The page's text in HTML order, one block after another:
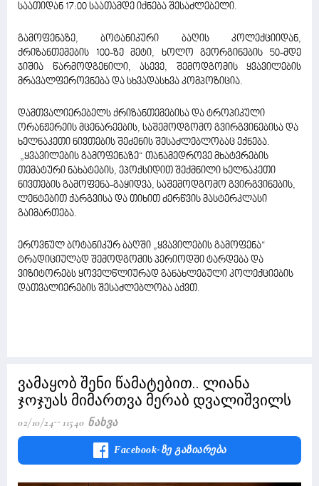
საათიდან 17:00 საათამდე იქნება შესაძლებელი.
გამოფენაზე, ბოტანიკური ბაღის კოლექციიდან,
ქრიზანთემების 100-ზე მეტი, ხოლო გეორგინების 50-მდე
ჯიშია წარმოდგენილი, ასევე, შემოდგომის ყვავილების
მრავალფეროვნება და სხვადასხვა კომპოზიცია.
დამთვალიერებელს ქრიზანთემებისა და ტროპიკული
ორანჟერეის მცენარეების, საშემოდგომო გვირგვინებისა და
ხელნაკეთი ნივთების შეძენის შესაძლებლობაც ექნება.
„ყვავილების გამოფენაზე“ თანამედროვე მხატვრების
თემატური ნახატების, ეპოქსიდით შექმნილი ხელნაკეთი
ნივთების გამოფენა-გაყიდვა, საშემოდგომო გვირგვინების,
ლენტებით ქარგვისა და თიხით ძერწვის მასტერკლასი
გაიმართება.
ეროვნულ ბოტანიკურ ბაღში „ყვავილების გამოფენა“
ტრადიციულად შემოდგომის პერიოდში ტარდება და
ვიზიტორებს ყოველწლიურად განახლებული კოლექციების
დათვალიერების შესაძლებლობა აქვთ.
ვამაყობ შენი წამატებით.. ლიანა
ჯოჯუას მიმართვა მერაბ დვალიშვილს
02/10/24 11540 Ნახვა
Facebook-Ზე Გაზიარება